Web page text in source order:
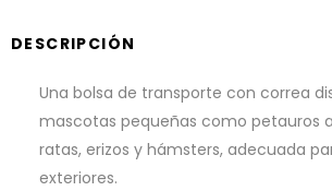
DESCRIPCIÓN
Una bolsa de transporte con correa
mascotas pequeñas como petauros
ratas, erizos y hámsters, adecuada
exteriores.